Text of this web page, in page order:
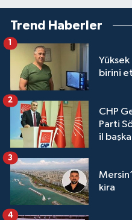
Trend Haberler
birini
CHP
Parti
il
2
kira
3
4